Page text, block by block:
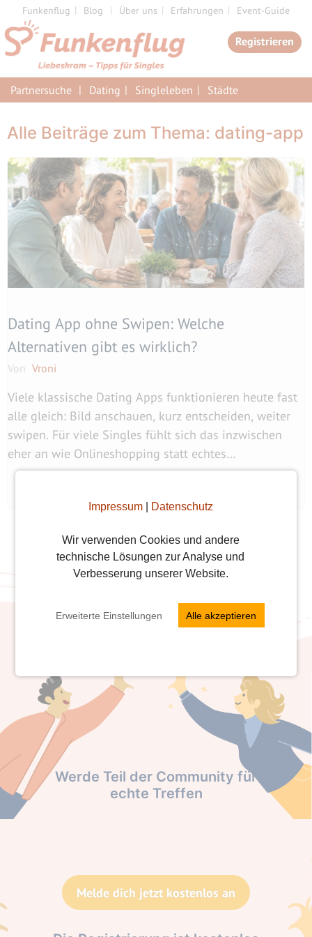
Impressum| Datenschutz
Wir verwenden Cookies und andere
technische Lösungen zur Analyse und
Verbesserung unserer Website.
Erweiterte Einstellungen Alle akzeptieren
Zum
Inhalt
springen
Funkenflug Blog Über uns Erfahrungen Event-Guide
Registrieren
Partnersuche Dating Singleleben Städte
Alle Beiträge zum Thema: dating-app
Dating App ohne Swipen: Welche
Alternativen gibt es wirklich?
Von Vroni
Viele klassische Dating Apps funktionieren heute fast
alle gleich: Bild anschauen, kurz entscheiden, weiter
swipen. Für viele Singles fühlt sich das inzwischen
eher an wie Onlineshopping statt echtes
Kennenlernen. Wir ...
Werde Teil der Community für
echte Treffen
Melde dich jetzt kostenlos an